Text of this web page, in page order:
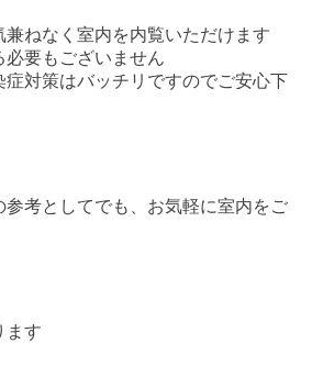
兼ねなく室内を内覧いただけます
必要もございません
対策はバッチリですのでご安心下
参考としてでも、お気軽に室内をご
ます